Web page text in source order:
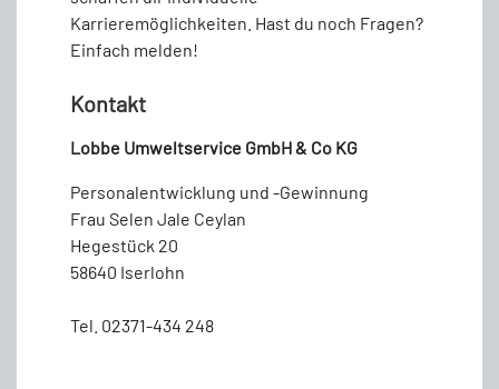
Karrieremöglichkeiten. Hast du noch Fragen?
Einfach melden!
Kontakt
Lobbe Umweltservice GmbH & Co KG
Personalentwicklung und -Gewinnung
Frau Selen Jale Ceylan
Hegestück 20
58640 Iserlohn
Tel. 02371-434 248